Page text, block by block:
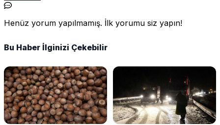
Henüz yorum yapılmamış. İlk yorumu siz yapın!
Bu Haber İlginizi Çekebilir